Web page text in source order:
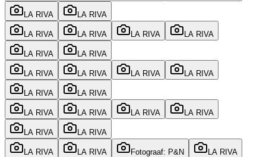
LA RIVA LA RIVA
LA RIVA LA RIVA LA RIVA LA RIVA
LA RIVA LA RIVA
LA RIVA LA RIVA LA RIVA LA RIVA
LA RIVA LA RIVA
LA RIVA LA RIVA LA RIVA LA RIVA
LA RIVA LA RIVA
LA RIVA LA RIVA Fotograaf: P&N LA RIVA